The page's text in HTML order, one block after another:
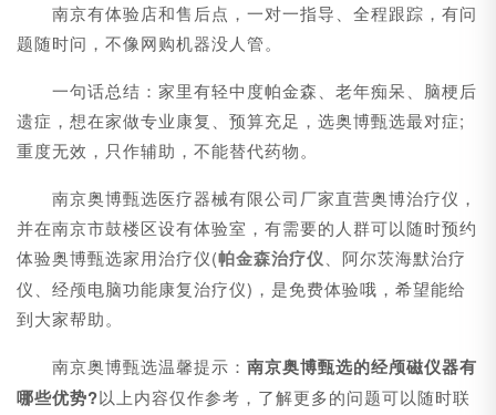
南京有体验店和售后点，一对一指导、全程跟踪，有问
题随时问，不像网购机器没人管。
一句话总结：家里有轻中度帕金森、老年痴呆、脑梗后
遗症，想在家做专业康复、预算充足，选奥博甄选最对症;
重度无效，只作辅助，不能替代药物。
南京奥博甄选医疗器械有限公司厂家直营奥博治疗仪，
并在南京市鼓楼区设有体验室，有需要的人群可以随时预约
体验奥博甄选家用治疗仪(帕金森治疗仪、阿尔茨海默治疗
仪、经颅电脑功能康复治疗仪)，是免费体验哦，希望能给
到大家帮助。
南京奥博甄选温馨提示： 南京奥博甄选的经颅磁仪器有
哪些优势?以上内容仅作参考，了解更多的问题可以随时联